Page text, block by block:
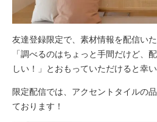
友達登録限定で、素材情報を配信いた
「調べるのはちょっと手間だけど、
しい！」とおもっていただけると幸い
限定配信では、アクセントタイルの
ております！